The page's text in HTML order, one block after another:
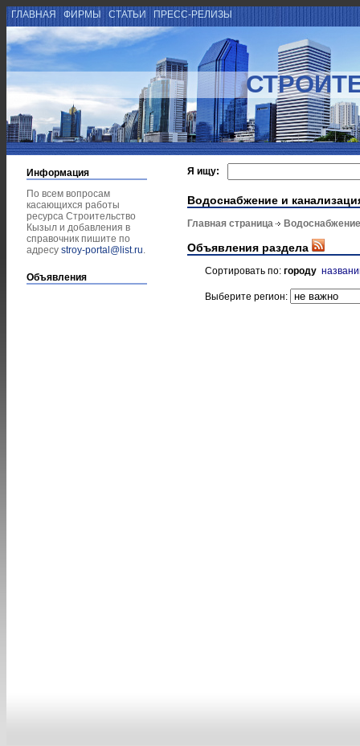
ГЛАВНАЯ ФИРМЫ СТАТЬИ ПРЕСС-РЕЛИЗЫ
Информация
По всем вопросам
касающихся работы
ресурса Строительство
Кызыл и добавления в
справочник пишите по
адресу stroy-portal@list.ru.
Объявления
Я ищу:
Водоснабжение и
Главная страница
Объявления раздела
Сортировать по: городу
Выберите регион: